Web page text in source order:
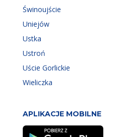
Świnoujście
Uniejów
Ustka
Ustroń
Uście Gorlickie
Wieliczka
APLIKACJE MOBILNE